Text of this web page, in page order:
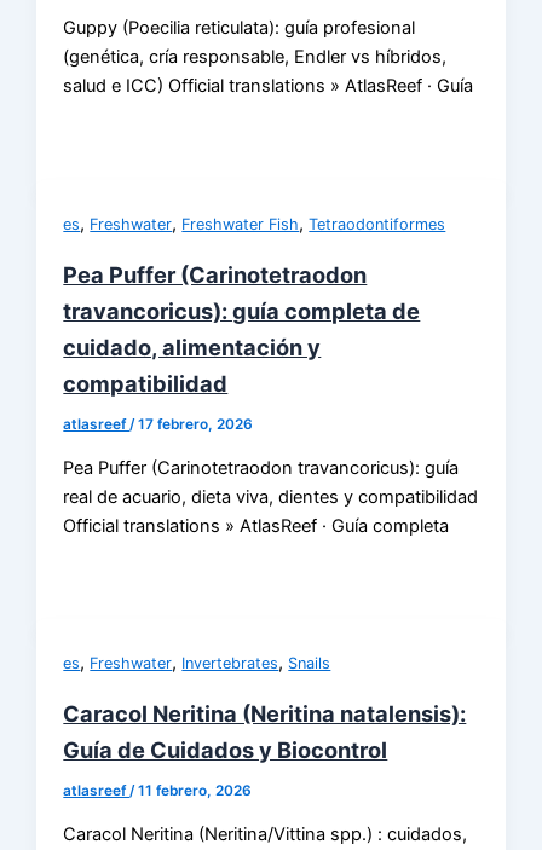
Guppy (Poecilia reticulata): guía profesional
(genética, cría responsable, Endler vs híbridos,
salud e ICC) Official translations » AtlasReef · Guía
es, Freshwater, Freshwater Fish,Tetraodontiformes
Pea Puffer (Carinotetraodon
travancoricus): guía completa de
cuidado, alimentación y
compatibilidad
atlasreef/17 febrero, 2026
Pea Puffer (Carinotetraodon travancoricus): guía
real de acuario, dieta viva, dientes y compatibilidad
Official translations » AtlasReef · Guía completa
es, Freshwater, Invertebrates, Snails
Caracol Neritina (Neritina natalensis):
Guía de Cuidados y Biocontrol
atlasreef/11 febrero, 2026
Caracol Neritina (Neritina/Vittina spp.) : cuidados,